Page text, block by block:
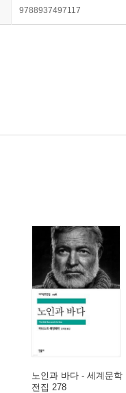
9788937497117
노인과 바다 - 세계문학
전집 278